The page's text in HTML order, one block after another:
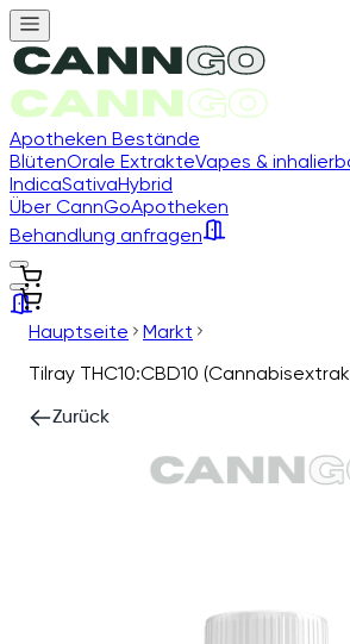
Apotheken Bestände
BlütenOrale ExtrakteVapes &
IndicaSativaHybrid
Über CannGoApotheken
Behandlung anfragen
Hauptseite
Markt
Tilray THC10:CBD10
Zurück